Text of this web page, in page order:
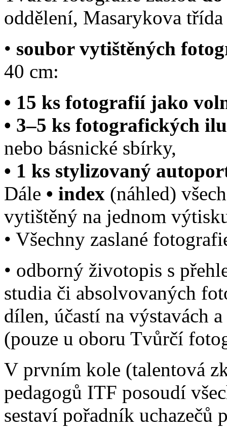
oddělení, Masarykova
• soubor vytištěných
40 cm:
• 15 ks fotografií jako
• 3–5 ks fotografických
nebo básnické sbírky,
• 1 ks stylizovaný
Dále • index (náhled)
vytištěný na jednom
• Všechny zaslané
• odborný životopis s
studia či absolvovaných
dílen, účastí na výstavách
(pouze u oboru Tvůrčí
V prvním kole (talentová
pedagogů ITF posoudí
sestaví pořadník uchazečů